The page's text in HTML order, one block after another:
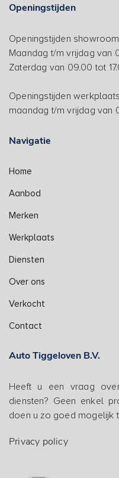
Openingstijden
Openingstijden
Maandag t/m vrijdag van
Zaterdag van 09.00 tot
Openingstijden
maandag t/m vrijdag van
Navigatie
Home
Aanbod
Merken
Werkplaats
Diensten
Over ons
Verkocht
Contact
Auto Tiggeloven B.V.
Heeft u een vraag
diensten? Geen enkel
doen u zo goed mogelijk
Privacy policy